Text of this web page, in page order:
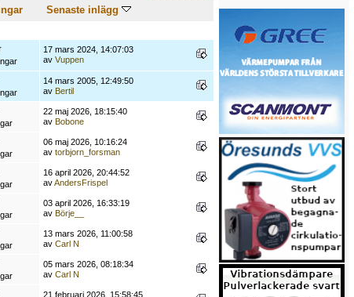
Senaste inlägg
17 mars 2024, 14:07:03
av Vuppen
14 mars 2005, 12:49:50
av Bertil
22 maj 2026, 18:15:40
av Bobone
06 maj 2026, 10:16:24
av torbjorn_forsman
16 april 2026, 20:44:52
avAndersFrispel
03 april 2026, 16:33:19
av Börje__
13 mars 2026, 11:00:58
av Carl N
05 mars 2026, 08:18:34
av Carl N
21 februari 2026, 15:58:45